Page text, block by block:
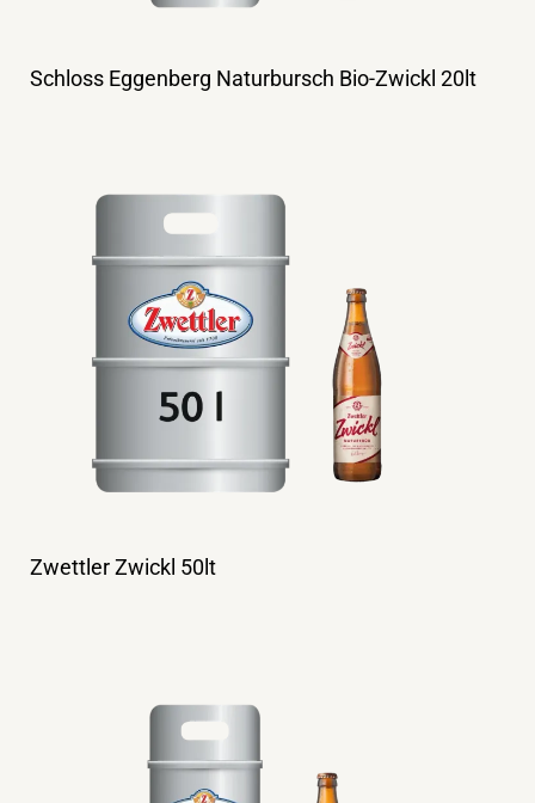
Schloss Eggenberg Naturbursch Bio-Zwickl 20lt
Zwettler Zwickl 50lt